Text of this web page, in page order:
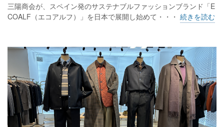
三陽商会が、スペイン発のサステナブルファッションブランド「E
COALF（エコアルフ）」を日本で展開し始めて・・・ 続きを読む